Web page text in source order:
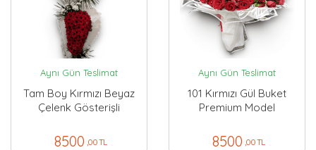
Aynı Gün Teslimat
Tam Boy Kırmızı Beyaz
Çelenk Gösterişli
8500 ,00 TL
Aynı Gün Teslimat
101 Kırmızı Gül Buket
Premium Model
8500 ,00 TL